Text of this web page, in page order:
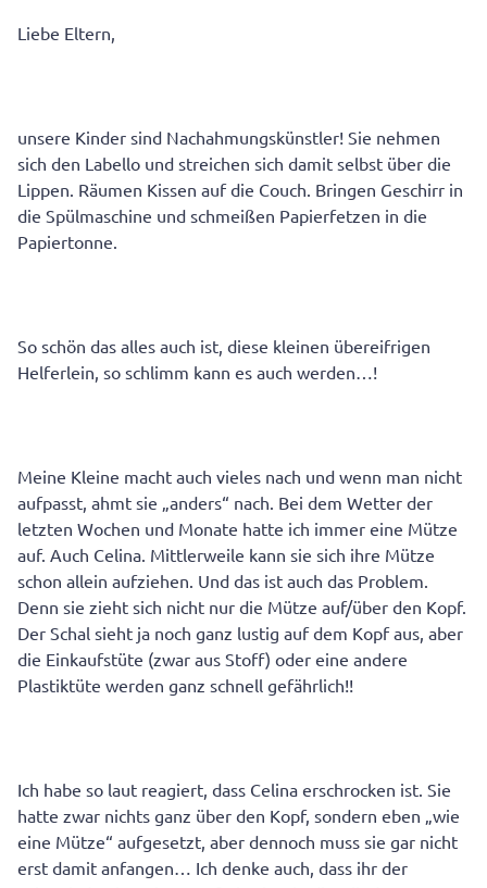
Liebe Eltern,
unsere Kinder sind Nachahmungskünstler! Sie nehmen
sich den Labello und streichen sich damit selbst über die
Lippen. Räumen Kissen auf die Couch. Bringen Geschirr in
die Spülmaschine und schmeißen Papierfetzen in die
Papiertonne.
So schön das alles auch ist, diese kleinen übereifrigen
Helferlein, so schlimm kann es auch werden…!
Meine Kleine macht auch vieles nach und wenn man nicht
aufpasst, ahmt sie „anders“ nach. Bei dem Wetter der
letzten Wochen und Monate hatte ich immer eine Mütze
auf. Auch Celina. Mittlerweile kann sie sich ihre Mütze
schon allein aufziehen. Und das ist auch das Problem.
Denn sie zieht sich nicht nur die Mütze auf/über den Kopf.
Der Schal sieht ja noch ganz lustig auf dem Kopf aus, aber
die Einkaufstüte (zwar aus Stoff) oder eine andere
Plastiktüte werden ganz schnell gefährlich!!
Ich habe so laut reagiert, dass Celina erschrocken ist. Sie
hatte zwar nichts ganz über den Kopf, sondern eben „wie
eine Mütze“ aufgesetzt, aber dennoch muss sie gar nicht
erst damit anfangen… Ich denke auch, dass ihr der